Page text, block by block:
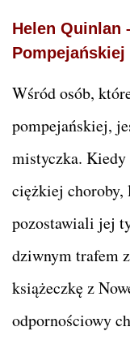
Helen Quinlan
Pompejańskiej
Wśród osób,
pompejańskiej,
mistyczka.
ciężkiej choroby,
pozostawiali jej
dziwnym trafem
książeczkę z
odpornościowy